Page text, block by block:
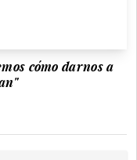
cómo darnos a